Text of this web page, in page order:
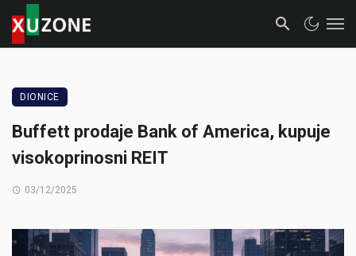
DIONICE
Buffett prodaje Bank of America, kupuje
visokoprinosni REIT
03/12/2025